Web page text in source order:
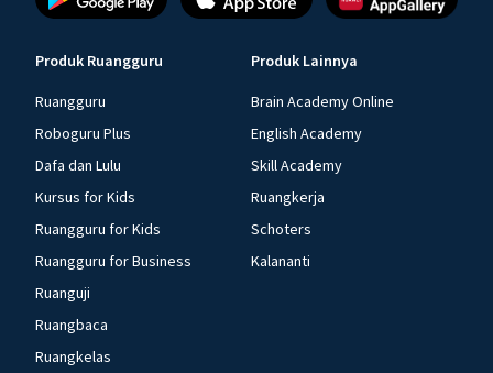
Produk Ruangguru
Ruangguru
Roboguru Plus
Dafa dan Lulu
Kursus for Kids
Ruangguru for Kids
Ruangguru for Business
Ruanguji
Ruangbaca
Ruangkelas
Produk Lainnya
Brain Academy Online
English Academy
Skill Academy
Ruangkerja
Schoters
Kalananti